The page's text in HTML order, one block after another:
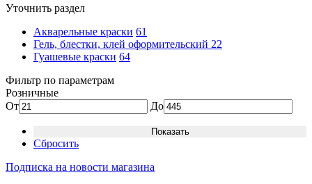
Уточнить раздел
Акварельные краски 61
Гель, блестки, клей оформительский 22
Гуашевые краски 64
Фильтр по параметрам
Розничные
От
До
Сбросить
Подписка на новости магазина